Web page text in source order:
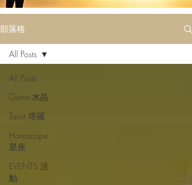
部落格
All Posts
Gems 水晶
Tarot 塔羅
Horoscope
星座
EVENTS 活
動
All Posts